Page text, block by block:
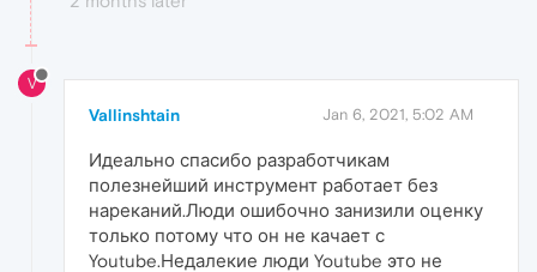
V
Vallinshtain Jan 6, 2021, 5:02 AM
Идеально спасибо разработчикам
полезнейший инструмент работает без
нареканий.Люди ошибочно занизили оценку
только потому что он не качает с
Youtube.Недалекие люди Youtube это не